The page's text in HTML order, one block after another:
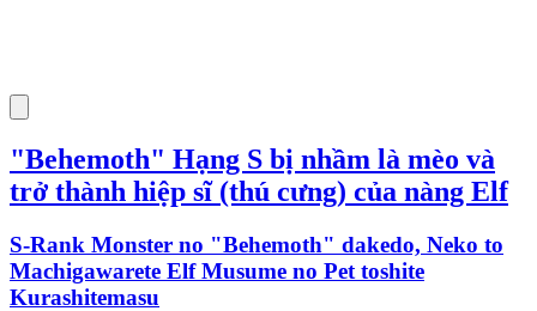
"Behemoth" Hạng S bị nhầm là mèo và
trở thành hiệp sĩ (thú cưng) của nàng Elf
S-Rank Monster no "Behemoth" dakedo, Neko to
Machigawarete Elf Musume no Pet toshite
Kurashitemasu